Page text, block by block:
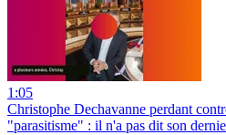
1:05
Christophe Dechavanne perdant
"parasitisme" : il n'a pas dit son